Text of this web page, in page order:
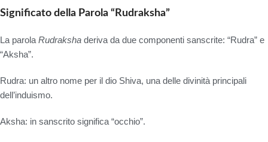
Significato della Parola “Rudraksha”
La parola Rudraksha deriva da due componenti sanscrite: “Rudra” e
“Aksha”.
Rudra: un altro nome per il dio Shiva, una delle divinità principali
dell’induismo.
Aksha: in sanscrito significa “occhio”.